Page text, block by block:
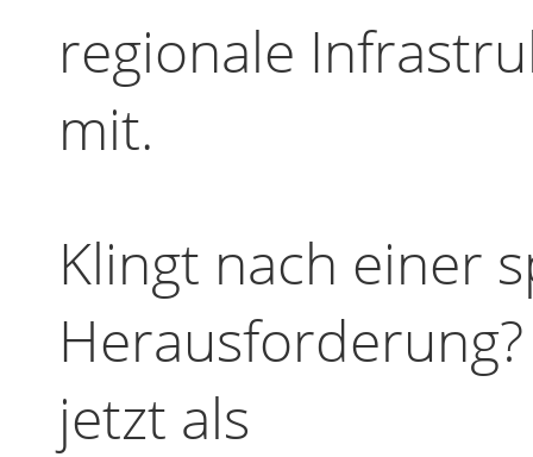
regionale
mit.
Klingt nach einer
jetzt als